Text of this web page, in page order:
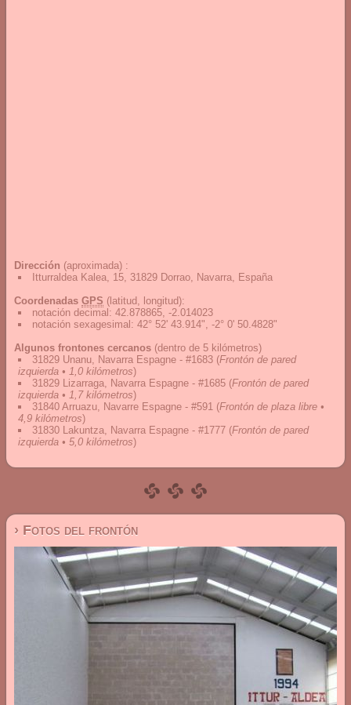
Dirección (aproximada) :
Itturraldea Kalea, 15, 31829 Dorrao, Navarra, España
Coordenadas GPS (latitud, longitud):
notación decimal : 42.878865, -2.014023
notación sexagesimal : 42° 52' 43.914", -2° 0' 50.4828"
Algunos frontones cercanos (dentro de 5 kilómetros)
31829 Unanu, Navarra Espagne - #1683 (Frontón de pared
izquierda • 1,0 kilómetros)
31829 Lizarraga, Navarra Espagne - #1685 (Frontón de pared
izquierda • 1,7 kilómetros)
31840 Arruazu, Navarre Espagne - #591 (Frontón de plaza libre •
4,9 kilómetros)
31830 Lakuntza, Navarra Espagne - #1777 (Frontón de pared
izquierda • 5,0 kilómetros)
› Fotos del frontón